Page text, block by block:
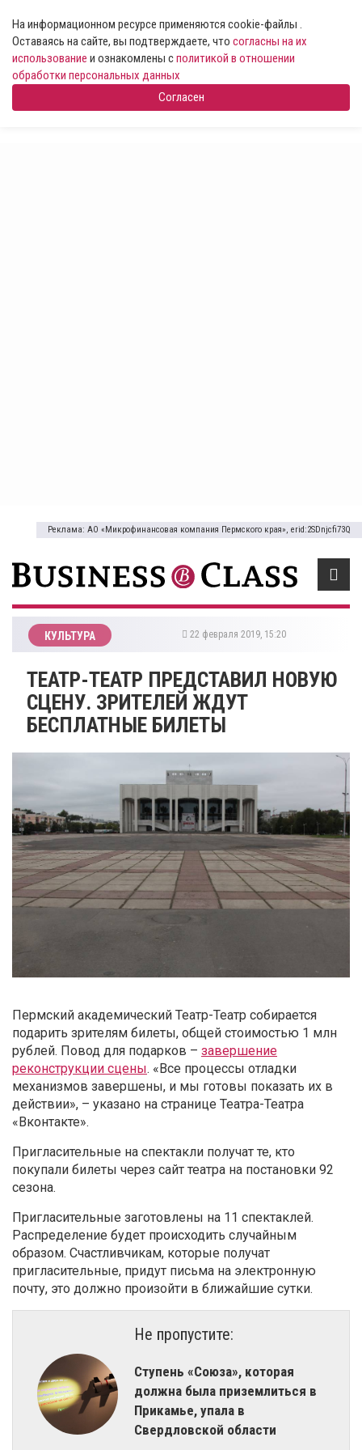
На информационном ресурсе применяются cookie-файлы .
Оставаясь на сайте, вы подтверждаете, что согласны на их
использование и ознакомлены сполитикой в отношении
обработки персональных данных
Согласен
Реклама: АО «Микрофинансовая компания Пермского края», erid:2SDnjcfi73Q
КУЛЬТУРА 22 февраля 2019, 15:20
ТЕАТР-ТЕАТР ПРЕДСТАВИЛ НОВУЮ
СЦЕНУ. ЗРИТЕЛЕЙ ЖДУТ
БЕСПЛАТНЫЕ БИЛЕТЫ
Пермский академический Театр-Театр собирается
подарить зрителям билеты, общей стоимостью 1 млн
рублей. Повод для подарков – завершение
реконструкции сцены. «Все процессы отладки
механизмов завершены, и мы готовы показать их в
действии», – указано на странице Театра-Театра
«Вконтакте».
Пригласительные на спектакли получат те, кто
покупали билеты через сайт театра на постановки 92
сезона.
Пригласительные заготовлены на 11 спектаклей.
Распределение будет происходить случайным
образом. Счастливчикам, которые получат
пригласительные, придут письма на электронную
почту, это должно произойти в ближайшие сутки.
Не пропустите:
Ступень «Союза», которая
должна была приземлиться в
Прикамье, упала в
Свердловской области